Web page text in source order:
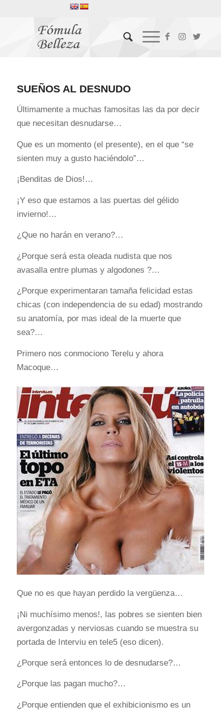
SUEÑOS AL DESNUDO
Últimamente a muchas famositas las da por decir
que necesitan desnudarse…
Que es un momento (el presente), en el que “se
sienten muy a gusto haciéndolo”…
¡Benditas de Dios!…
¡Y eso que estamos a las puertas del gélido
invierno!…
¿Que no harán en verano?…
¿Porque será esta oleada nudista que nos
avasalla entre plumas y algodones ?…
¿Porque experimentaran tamaña felicidad estas
chicas (con independencia de su edad) mostrando
su anatomía, por mas ideal de la muerte que
sea?…
Primero nos conmociono Terelu y ahora
Macoque…
Que no es que hayan perdido la vergüenza…
¡Ni muchísimo menos!, las pobres se sienten bien
avergonzadas y nerviosas cuando se muestra su
portada de Interviu en tele5 (eso dicen).
¿Porque será entonces lo de desnudarse?…
¿Porque las pagan mucho?…
¿Porque entienden que el exhibicionismo es un